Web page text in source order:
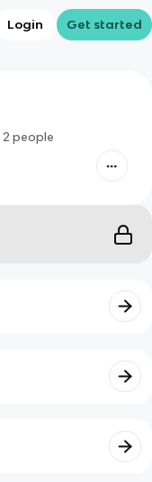
Login Get started
2 people